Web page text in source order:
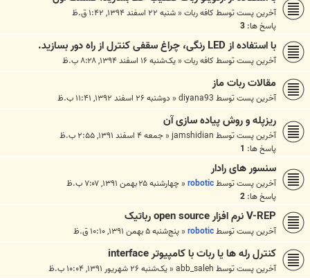
آخرین پست توسطکافه ربات « شنبه ۲۲ اسفند ۱۳۹۴, ۱:۴۲ ق.ظ
پاسخ ها: 3
با استفاده از LED رنگی، چراغ سقفی کنترل از راه دور بسازید.
آخرین پست توسطکافه ربات « یک‌شنبه ۱۶ اسفند ۱۳۹۴, ۸:۲۸ ب.ظ
مقالات ربات ماز
آخرین پست توسط diyana93
« دوشنبه ۲۶ اسفند ۱۳۹۲, ۱۱:۴۱ ب.ظ
ریزپله و روش پیاده سازی آن
آخرین پست توسط jamshidian
« جمعه ۴ اسفند ۱۳۹۱, ۲:۵۵ ب.ظ
پاسخ ها: 1
سنسور های رادار
آخرین پست توسطrobotic
« چهارشنبه ۲۵ بهمن ۱۳۹۱, ۷:۰۷ ب.ظ
پاسخ ها: 2
V-REP نرم افزار open source رباتیک
آخرین پست توسطrobotic
« پنج‌شنبه ۵ بهمن ۱۳۹۱, ۱۰:۱۰ ق.ظ
کنترل رله ها یا ربات با کامپیوتر interface
آخرین پست توسط abb_saleh
« یک‌شنبه ۲۶ شهریور ۱۳۹۱, ۱۰:۰۴ ب.ظ